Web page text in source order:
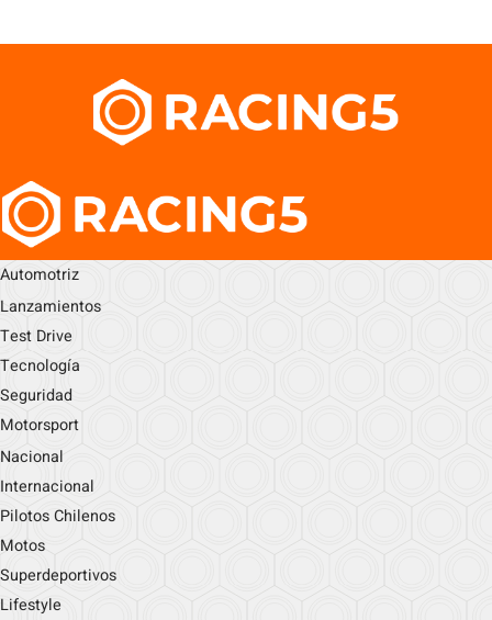
Automotriz
Lanzamientos
Test Drive
Tecnología
Seguridad
Motorsport
Nacional
Internacional
Pilotos Chilenos
Motos
Superdeportivos
Lifestyle